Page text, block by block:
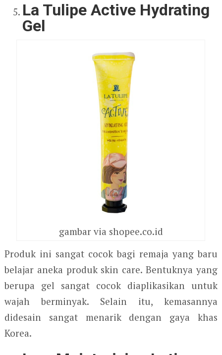
La Tulipe Active Hydrating
Gel
gambar via shopee.co.id
Produk ini sangat cocok bagi remaja yang baru
belajar aneka produk skin care. Bentuknya yang
berupa gel sangat cocok diaplikasikan untuk
wajah berminyak. Selain itu, kemasannya
didesain sangat menarik dengan gaya khas
Korea.